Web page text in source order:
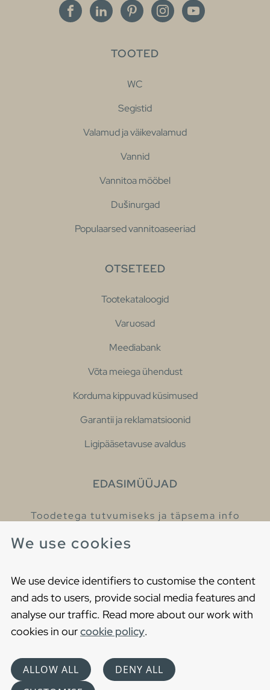
We use cookies
We use device identifiers to customise the content
and ads to users, provide social media features and
analyse our traffic. Read more about our work with
cookies in ourcookie policy.
ALLOW ALL
DENY ALL
TOOTED
WC
Segistid
Valamud ja väikevalamud
Vannid
Vannitoa mööbel
Dušinurgad
Populaarsed vannitoaseeriad
OTSETEED
Tootekataloogid
Varuosad
Meediabank
Võta meiega ühendust
Korduma kippuvad küsimused
Garantii ja reklamatsioonid
Ligipääsetavuse avaldus
EDASIMÜÜJAD
Toodetega tutvumiseks ja täpsema info
Cookies
Privaatsuspoliitika
Choose language